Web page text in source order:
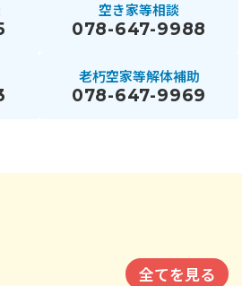
空き家等相談
078-647-9988
老朽空家等解体補助
078-647-9969
全てを見る